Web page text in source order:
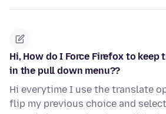
Hi, How do I Force Firefox to
in the pull down menu??
Hi everytime I use the translate
flip my previous choice and